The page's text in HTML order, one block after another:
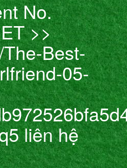
No.
>>
Best-
05-
liên hệ